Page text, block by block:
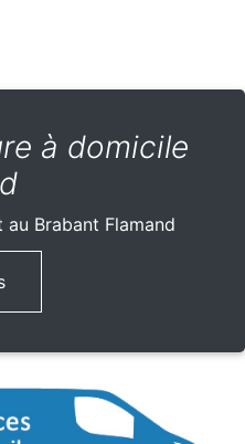
à domicile
au Brabant Flamand